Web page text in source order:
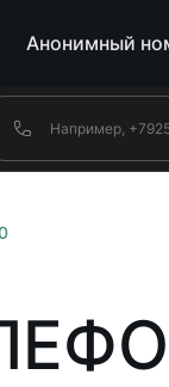
Анонимный